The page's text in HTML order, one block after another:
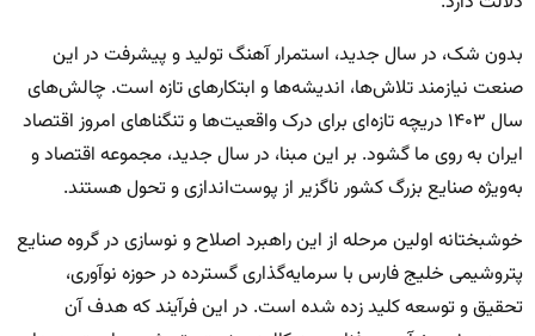
بدون شک، در سال جدید، استمرار آهنگ تولید و پیشرفت در این
صنعت نیازمند تلاش‌ها، اندیشه‌ها و ابتکارهای تازه است. چالش‌های
سال ۱۴۰۳ دریچه تازه‌ای برای درک واقعیت‌ها و تنگناهای امروز اقتصاد
ایران به روی ما گشود. بر این مبنا، در سال جدید، مجموعه اقتصاد و
به‌ویژه صنایع بزرگ کشور ناگزیر از پوست‌اندازی و تحول هستند.
خوشبختانه اولین مرحله از این راهبرد اصلاح و نوسازی در گروه صنایع
پتروشیمی خلیج فارس با سرمایه‌گذاری گسترده در حوزه نوآوری،
تحقیق و توسعه کلید زده شده است. در این فرآیند که هدف آن